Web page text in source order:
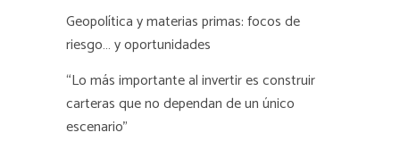
Geopolítica y materias primas: focos de
riesgo… y oportunidades
“Lo más importante al invertir es construir
carteras que no dependan de un único
escenario”